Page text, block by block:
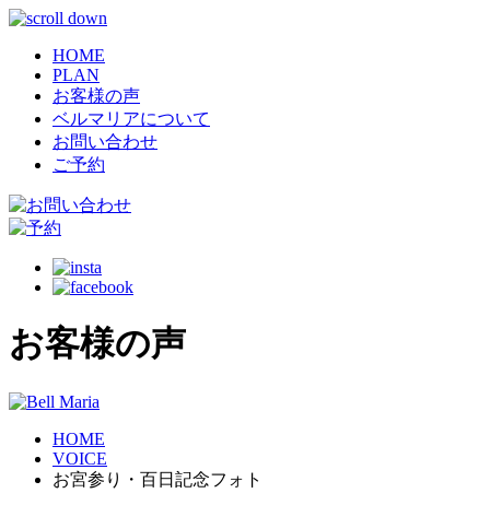
HOME
PLAN
お客様の声
ベルマリアについて
お問い合わせ
ご予約
お客様の声
HOME
VOICE
お宮参り・百日記念フォト